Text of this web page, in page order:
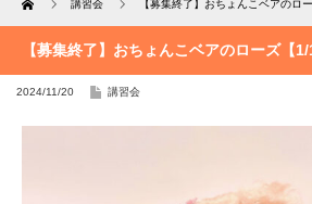
Home 講習会 【募集終了】おちょんこベアのロ
【募集終了】おちょんこベアのローズ【1/
2024/11/20 講習会